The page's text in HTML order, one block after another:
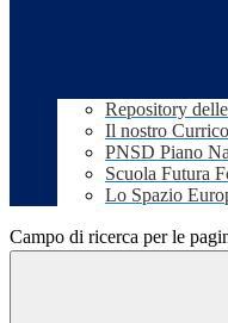
Repository
Il nostro
PNSD Piano
Scuola Futura
Lo Spazio
Campo di ricerca per le